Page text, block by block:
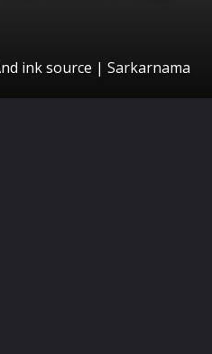
ink source | Sarkarnama